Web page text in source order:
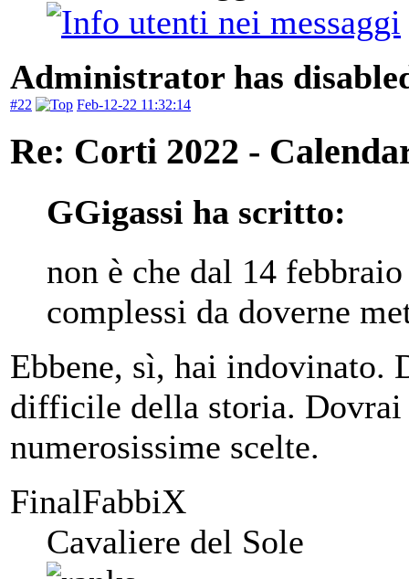
Administrator has
#22 Feb-12-22 11:32:14
Re: Corti 2022 -
GGigassi ha scritto:
non è che dal 14
complessi da doverne
Ebbene, sì, hai indovinato.
difficile della storia.
numerosissime scelte.
FinalFabbiX
Cavaliere del Sole